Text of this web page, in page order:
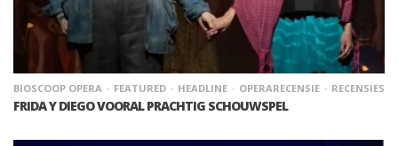
BIOSCOOP OPERA FEATURED HEADLINE OPERARECENSIE RECENSIES
FRIDA Y DIEGO VOORAL PRACHTIG SCHOUWSPEL